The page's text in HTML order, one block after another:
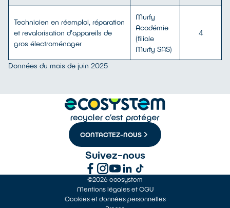
Technicien en réemploi, réparation
et revalorisation d'appareils de
gros électroménager
Murfy
Académie
(filiale
Murfy SAS)
4
Données du mois de juin 2025
CONTACTEZ-NOUS
Suivez-nous
©2026 ecosystem
Mentions légales et CGU
Cookies et données personnelles